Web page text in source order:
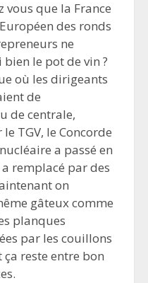
vous que la France
des ronds
ne
le pot de vin ?
où les dirigeants
de
de centrale,
TGV, le Concorde
a passé en
remplacé par des
on
gâteux comme
planques
par les couillons
reste entre bon